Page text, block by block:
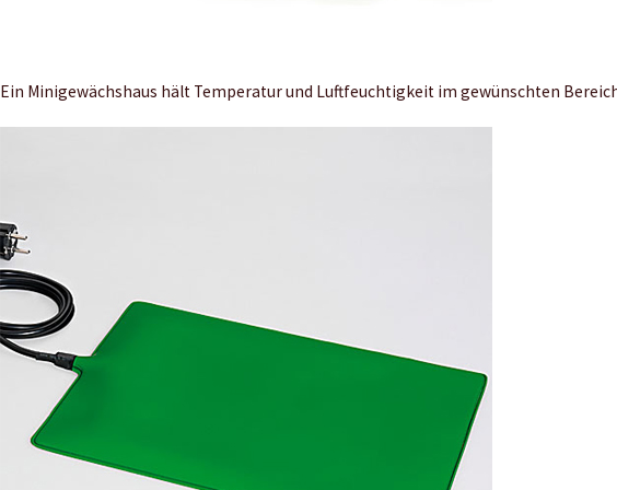
Ein Minigewächshaus hält Temperatur und Luftfeuchtigkeit im gewünschten